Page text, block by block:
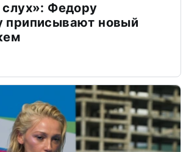
Федору
приписывают новый